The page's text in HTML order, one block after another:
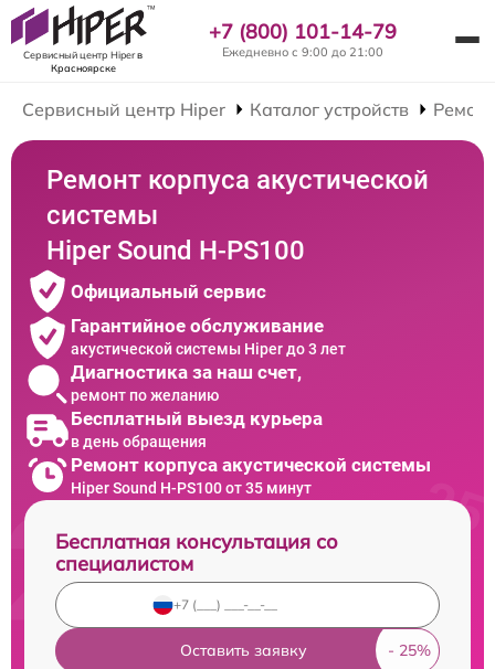
Сервисный центр Hiperв
Красноярске
+7 (800) 101-14-79
Ежедневно с 9:00 до 21:00
Сервисный центр Hiper Каталог устройств
Ремонт корпуса акустической
системы
Hiper Sound H-PS100
Официальный сервис
Гарантийное обслуживание
акустической системы Hiper до 3 лет
Диагностика за наш счет,
ремонт по желанию
Бесплатный выезд курьера
в день обращения
Ремонт корпуса акустической системы
Hiper Sound H-PS100 от 35 минут
Бесплатная консультация со
специалистом
Оставить заявку